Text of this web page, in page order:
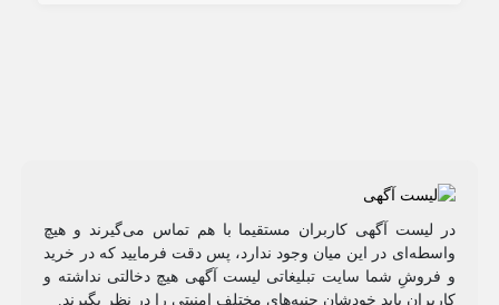
در لیست آگهی کاربران مستقیما با هم تماس می‌گیرند و هیچ
واسطه‌ای در این میان وجود ندارد، پس دقت فرمایید که در خرید
و فروشِ شما سایت تبلیغاتی لیست آگهی هیچ دخالتی نداشته و
کاربران باید خودشان جنبه‌های مختلف امنیتی را در نظر بگیرند.